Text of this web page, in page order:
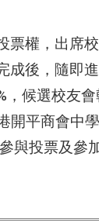
票權，出席
成後，隨即
，候選校友
開平商會中
與投票及參